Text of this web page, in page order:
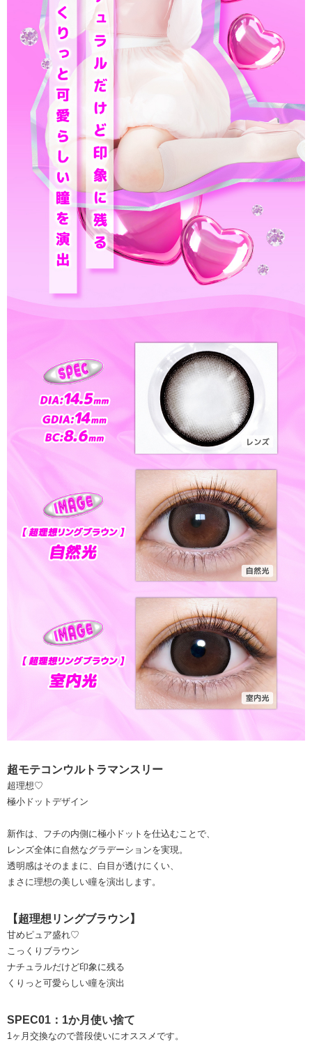
超モテコンウルトラマンスリー
超理想♡
極小ドットデザイン
新作は、フチの内側に極小ドットを仕込むことで、
レンズ全体に自然なグラデーションを実現。
透明感はそのままに、白目が透けにくい、
まさに理想の美しい瞳を演出します。
【超理想リングブラウン】
甘めピュア盛れ♡
こっくりブラウン
ナチュラルだけど印象に残る
くりっと可愛らしい瞳を演出
SPEC01：1か月使い捨て
1ヶ月交換なので普段使いにオススメです。